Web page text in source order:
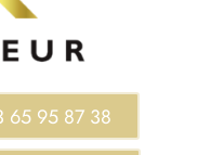
65 95 87 38